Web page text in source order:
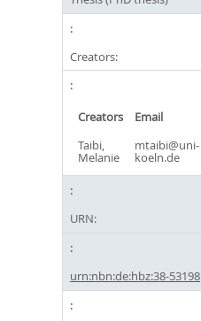
Creators:
Creators Email
Taibi,
Melanie
mtaibi@uni-
koeln.de
URN:
urn:nbn:de:hbz:38-53198